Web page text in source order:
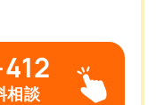
相談